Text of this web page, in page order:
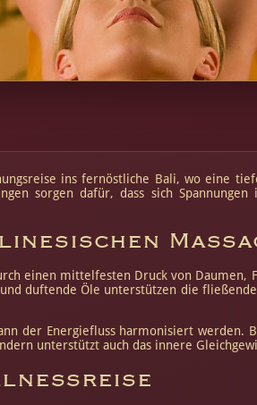
ins fernöstliche Bali, wo eine
sorgen dafür, dass sich
einen mittelfesten Druck von
duftende Öle unterstützen die
der Energiefluss harmonisiert werden.
unterstützt auch das innere